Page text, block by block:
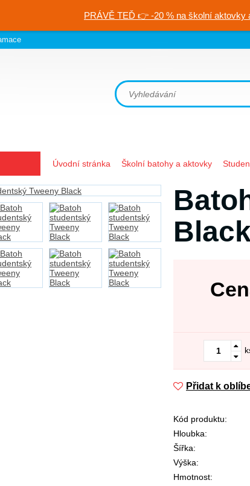
PRÁVĚ TEĎ 👉 -20 % na školní aktovky
Úvodní stránka Školní batohy a aktovky
Black
Přidat k
Kód produktu:
Hloubka:
Šířka:
Výška:
Hmotnost: